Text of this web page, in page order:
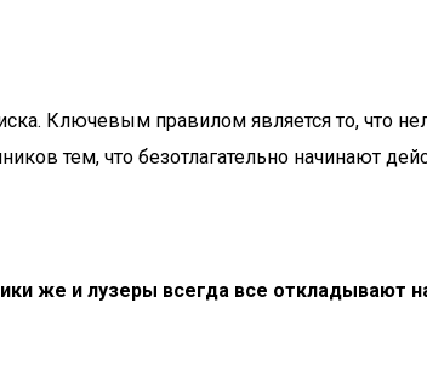
Ключевым правилом является то, что
тем, что безотлагательно начинают
же и лузеры всегда все откладывают